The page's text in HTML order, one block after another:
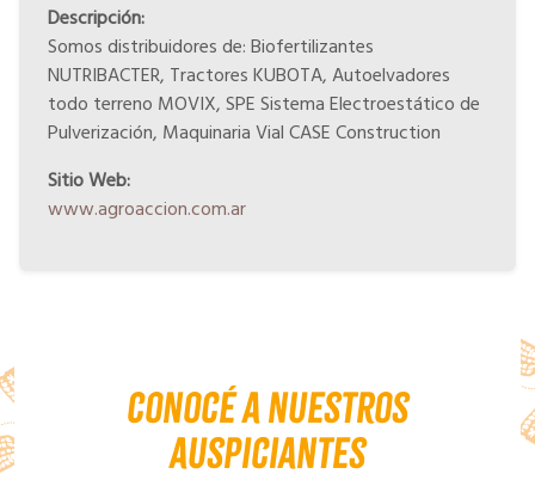
Descripción:
Somos distribuidores de: Biofertilizantes
NUTRIBACTER, Tractores KUBOTA, Autoelvadores
todo terreno MOVIX, SPE Sistema Electroestático de
Pulverización, Maquinaria Vial CASE Construction
Sitio Web:
www.agroaccion.com.ar
Conocé a nuestros
auspiciantes